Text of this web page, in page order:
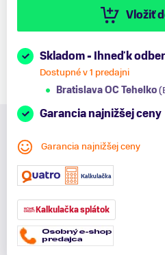
Vložiť
Skladom - Ihneď k
Dostupné v 1 predajni
Bratislava OC Tehelko
Garancia najnižšej ceny
Garancia najnižšej ceny
Kalkulačka splátok